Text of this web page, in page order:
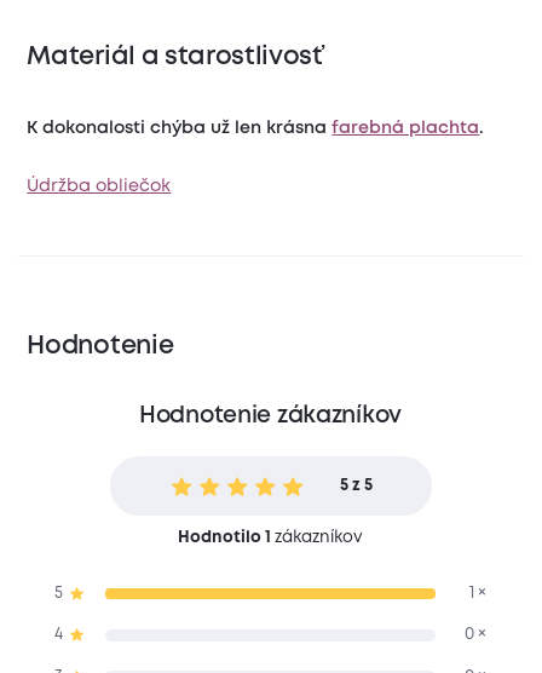
Materiál a starostlivosť
K dokonalosti chýba už len krásnafarebná plachta.
Údržba obliečok
Hodnotenie
Hodnotenie zákazníkov
5 z 5
Hodnotilo 1 zákazníkov
5 1 ×
4 0 ×